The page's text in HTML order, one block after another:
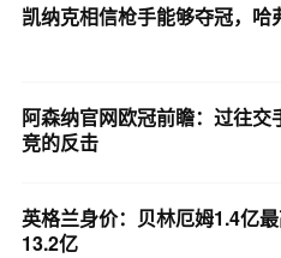
凯纳克相信枪手能够夺冠，哈
阿森纳官网欧冠前瞻：过往
竞的反击
英格兰身价：贝林厄姆1.4亿
13.2亿